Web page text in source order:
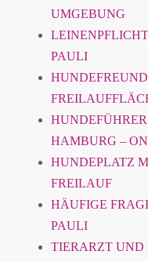
UMGEBUNG
PAULI
HAMBURG –
HUNDEPLATZ
FREILAUF
HÄUFIGE
PAULI
TIERARZT UND